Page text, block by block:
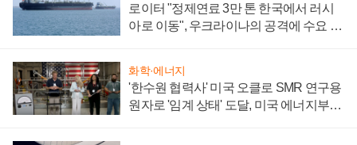
로이터 "정제연료 3만 톤 한국에서 러시
아로 이동", 우크라이나의 공격에 수요 늘
화학·에너지
'한수원 협력사' 미국 오클로 SMR 연구용
원자로 '임계 상태' 도달, 미국 에너지부